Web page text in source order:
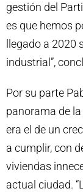
gestión del
es que hemos
llegado a 2020
industrial”,
Por su parte
panorama de
era el de un
a cumplir, con
viviendas
actual ciudad.